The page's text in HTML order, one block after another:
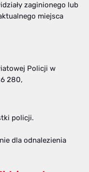
zaginionego lub
miejsca
Policji w
280,
policji.
dla odnalezienia